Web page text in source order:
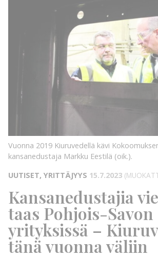
Vuonna 2019 Kiuruvedellä kävi
kansanedustaja Markku Eestilä (oik.).
UUTISET, YRITTÄJYYS 15.7.2023
Kansanedustajia
taas Pohjois-Savon
yrityksissä –
tänä vuonna väliin